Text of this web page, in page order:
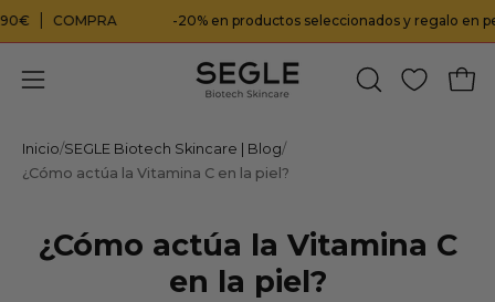
Saltar
al
contenido
-20% en productos seleccionados y regalo en pedidos
Abrir
de
navegación
ABRIR
Inicio/SEGLE Biotech Skincare | Blog/
¿Cómo actúa la Vitamina C en la piel?
¿Cómo actúa la Vitamina C
en la piel?